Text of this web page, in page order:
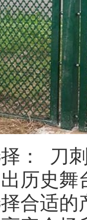
：
刀
历史
合适